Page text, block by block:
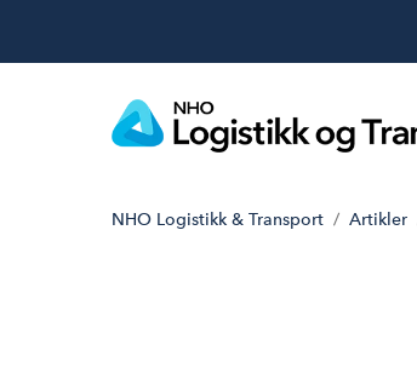
NHO Logistikk & Transport Artikler